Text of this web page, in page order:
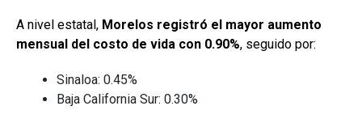
A nivel estatal, Morelos registró el mayor aumento
mensual del costo de vida con 0.90%, seguido por:
Sinaloa: 0.45%
Baja California Sur: 0.30%